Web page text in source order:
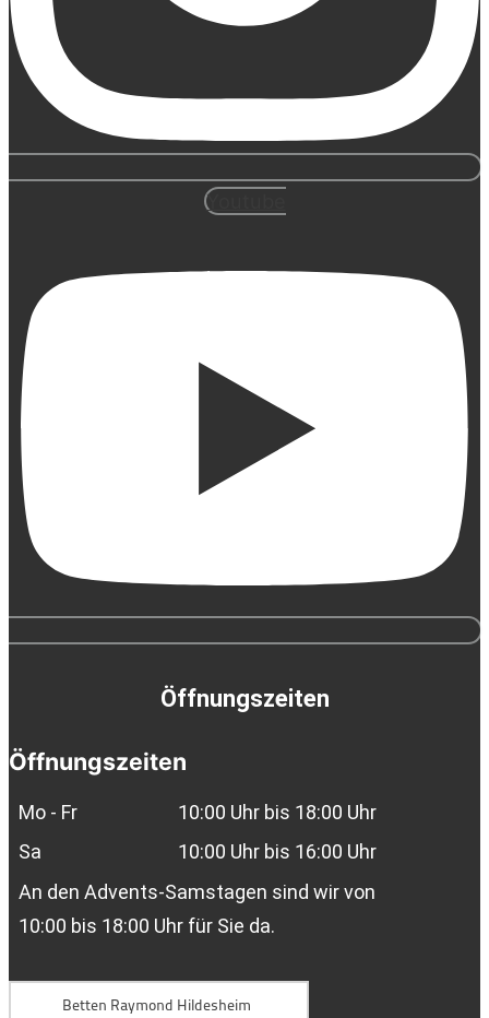
Youtube
Öffnungszeiten
Öffnungszeiten
Mo - Fr
10:00 Uhr bis 18:00 Uhr
Sa
10:00 Uhr bis 16:00 Uhr
An den Advents-Samstagen sind wir von
10:00 bis 18:00 Uhr für Sie da.